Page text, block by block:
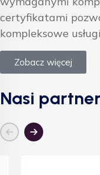
certyfikatami
kompleksowe
Zobacz więcej
Nasi